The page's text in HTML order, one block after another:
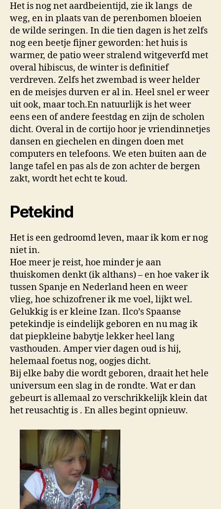
Het is nog net aardbeientijd, zie ik langs de
weg, en in plaats van de perenbomen bloeien
de wilde seringen. In die tien dagen is het zelfs
nog een beetje fijner geworden: het huis is
warmer, de patio weer stralend witgeverfd met
overal hibiscus, de winter is definitief
verdreven. Zelfs het zwembad is weer helder
en de meisjes durven er al in. Heel snel er weer
uit ook, maar toch.En natuurlijk is het weer
eens een of andere feestdag en zijn de scholen
dicht. Overal in de cortijo hoor je vriendinnetjes
dansen en giechelen en dingen doen met
computers en telefoons. We eten buiten aan de
lange tafel en pas als de zon achter de bergen
zakt, wordt het echt te koud.
Petekind
Het is een gedroomd leven, maar ik kom er nog
niet in.
Hoe meer je reist, hoe minder je aan
thuiskomen denkt (ik althans) – en hoe vaker ik
tussen Spanje en Nederland heen en weer
vlieg, hoe schizofrener ik me voel, lijkt wel.
Gelukkig is er kleine Izan. Ilco’s Spaanse
petekindje is eindelijk geboren en nu mag ik
dat piepkleine babytje lekker heel lang
vasthouden. Amper vier dagen oud is hij,
helemaal foetus nog, oogjes dicht.
Bij elke baby die wordt geboren, draait het hele
universum een slag in de rondte. Wat er dan
gebeurt is allemaal zo verschrikkelijk klein dat
het reusachtig is . En alles begint opnieuw.